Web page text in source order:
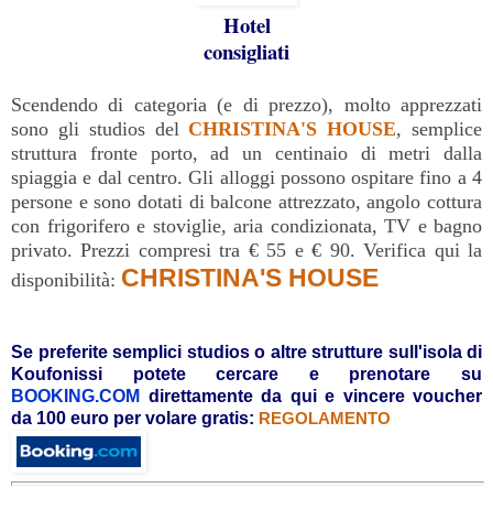
Hotel
consigliati
Scendendo di categoria (e di prezzo), molto apprezzati
sono gli studios del CHRISTINA'S HOUSE, semplice
struttura fronte porto, ad un centinaio di metri dalla
spiaggia e dal centro. Gli alloggi possono ospitare fino a 4
persone e sono dotati di balcone attrezzato, angolo cottura
con frigorifero e stoviglie, aria condizionata, TV e bagno
privato. Prezzi compresi tra € 55 e € 90. Verifica qui la
disponibilità: CHRISTINA'S HOUSE
Se preferite semplici studios o altre strutture sull'isola di
Koufonissi potete cercare e prenotare su
BOOKING.COM direttamente da qui e vincere voucher
da 100 euro per volare gratis: REGOLAMENTO